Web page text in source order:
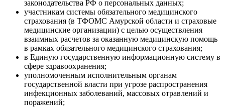
законодательства РФ о персональных данных;
участникам системы обязательного медицинского
страхования (в ТФОМС Амурской области и страховые
медицинские организации) с целью осуществления
взаимных расчетов за оказанную медицинскую помощь
в рамках обязательного медицинского страхования;
в Единую государственную информационную систему в
сфере здравоохранения;
уполномоченным исполнительным органам
государственной власти при угрозе распространения
инфекционных заболеваний, массовых отравлений и
поражений;